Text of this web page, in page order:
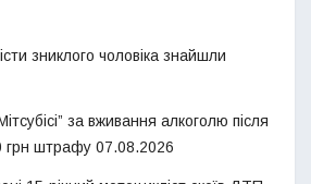
зниклого чоловіка знайшли
за вживання алкоголю після
грн штрафу 07.08.2026